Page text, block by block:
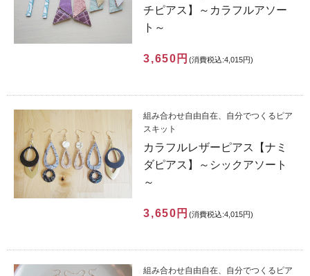
チピアス】～カラフルアソー
ト～
3,650円 (消費税込:4,015円)
組み合わせ自由自在、自分でつくるピア
スキット
カラフルレザーピアス【ナミ
ダピアス】～シックアソート
～
3,650円 (消費税込:4,015円)
組み合わせ自由自在、自分でつくるピア